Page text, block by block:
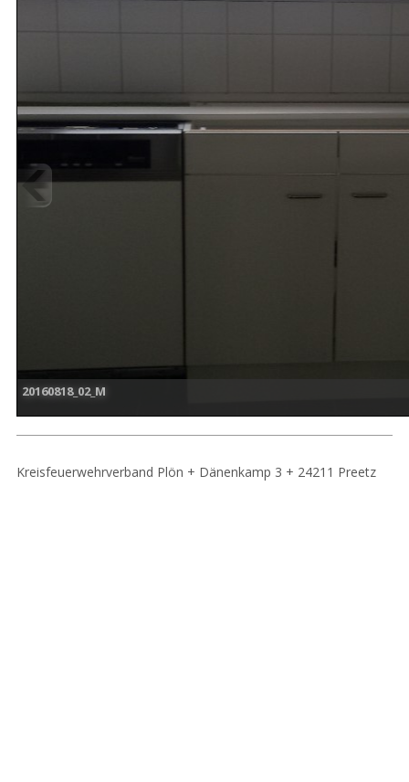
20160818_02_M
Kreisfeuerwehrverband Plön + Dänenkamp 3 + 24211 Preetz